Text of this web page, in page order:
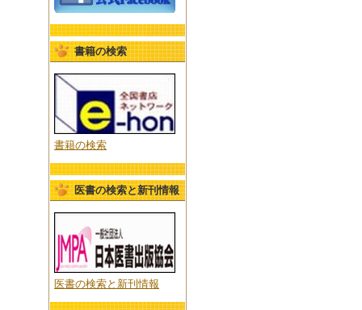
書籍の検索
書籍の検索
医書の検索と新刊情報
医書の検索と新刊情報